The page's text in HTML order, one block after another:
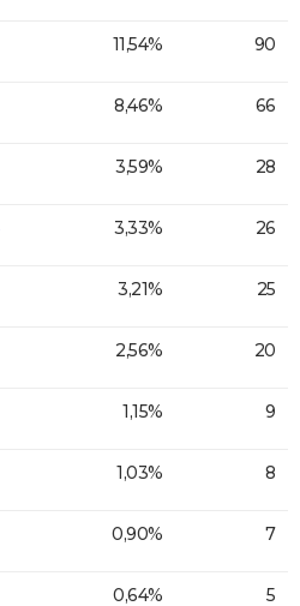
11,54% 90
8,46% 66
3,59% 28
3,33% 26
3,21% 25
2,56% 20
1,15% 9
1,03% 8
0,90% 7
0,64% 5